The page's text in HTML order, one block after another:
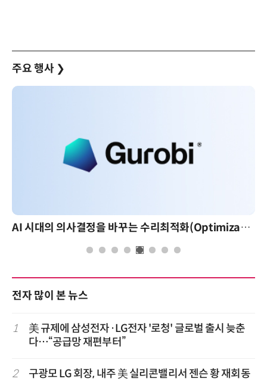
주요 행사 ❯
AI 핀옵스 실전 세미나: 폭증하는 AI 토큰 비용 관리 전략
전자 많이 본 뉴스
1
美 규제에 삼성전자·LG전자 '로청' 글로벌 출시 늦춘
다…“공급망 재편부터”
2 구광모 LG 회장, 내주 美 실리콘밸리서 젠슨 황 재회동